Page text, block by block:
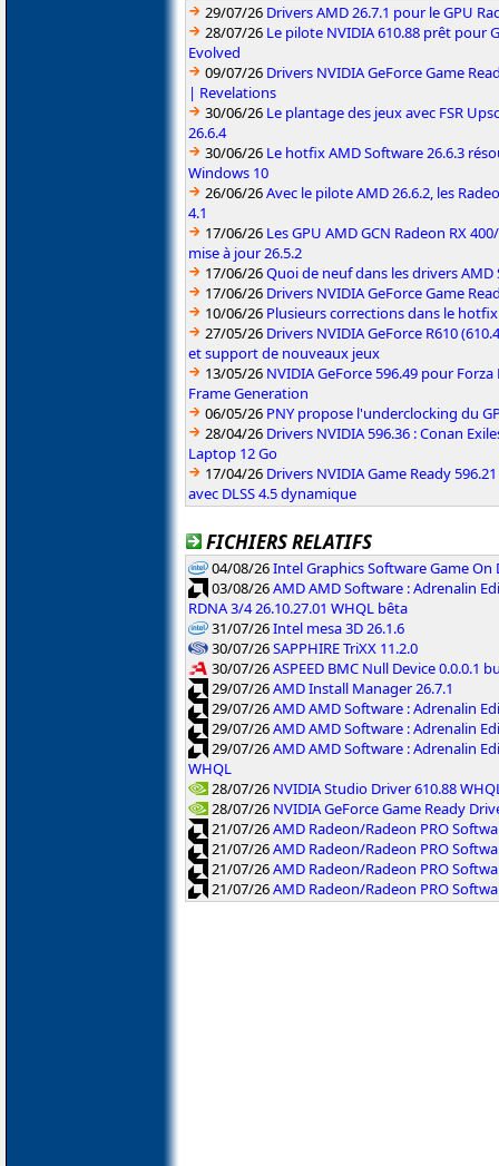
29/07/26 Drivers AMD 26.7.1 pour le GPU
28/07/26 Le pilote NVIDIA 610.88 prêt pour
Evolved
09/07/26 Drivers NVIDIA GeForce Game
| Revelations
30/06/26 Le plantage des jeux avec FSR
26.6.4
30/06/26 Le hotfix AMD Software 26.6.3
Windows 10
26/06/26Avec le pilote AMD 26.6.2, les
4.1
17/06/26 Les GPU AMD GCN Radeon RX
mise à jour 26.5.2
17/06/26Quoi de neuf dans les drivers AMD
17/06/26 Drivers NVIDIA GeForce Game
10/06/26 Plusieurs corrections dans le hotfix
27/05/26 Drivers NVIDIA GeForce R610
et support de nouveaux jeux
13/05/26 NVIDIA GeForce 596.49 pour
Frame Generation
06/05/26 PNY propose l'underclocking du
28/04/26 Drivers NVIDIA 596.36 : Conan
Laptop 12 Go
17/04/26 Drivers NVIDIA Game Ready
avec DLSS 4.5 dynamique
FICHIERS RELATIFS
04/08/26Intel Graphics Software Game On
03/08/26AMD AMD Software : Adrenalin
RDNA 3/4 26.10.27.01 WHQL bêta
31/07/26Intel mesa 3D 26.1.6
30/07/26SAPPHIRE TriXX 11.2.0
30/07/26ASPEED BMC Null Device 0.0.0.1
29/07/26AMD Install Manager 26.7.1
29/07/26AMD AMD Software : Adrenalin
29/07/26AMD AMD Software : Adrenalin
29/07/26AMD AMD Software : Adrenalin
WHQL
28/07/26 NVIDIA Studio Driver 610.88
28/07/26 NVIDIA GeForce Game Ready
21/07/26AMD Radeon/Radeon PRO
21/07/26AMD Radeon/Radeon PRO
21/07/26AMD Radeon/Radeon PRO
21/07/26AMD Radeon/Radeon PRO